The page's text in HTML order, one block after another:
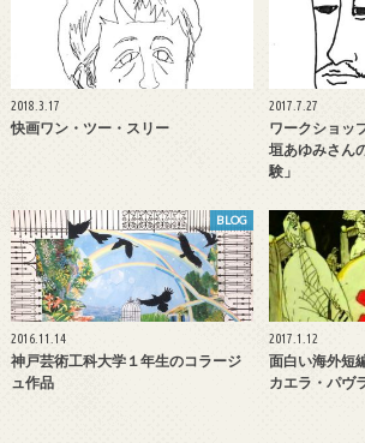
2018.3.17
快画ワン・ツー・スリー
2017.7.27
ワークショッ
垣あゆみさん
験」
BLOG
2016.11.14
神戸芸術工科大学１年生のコラージ
ュ作品
2017.1.12
面白い海外短
カエラ・パヴ